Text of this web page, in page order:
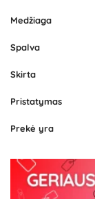
Medžiaga
Spalva
Skirta
Pristatymas
Prekė yra